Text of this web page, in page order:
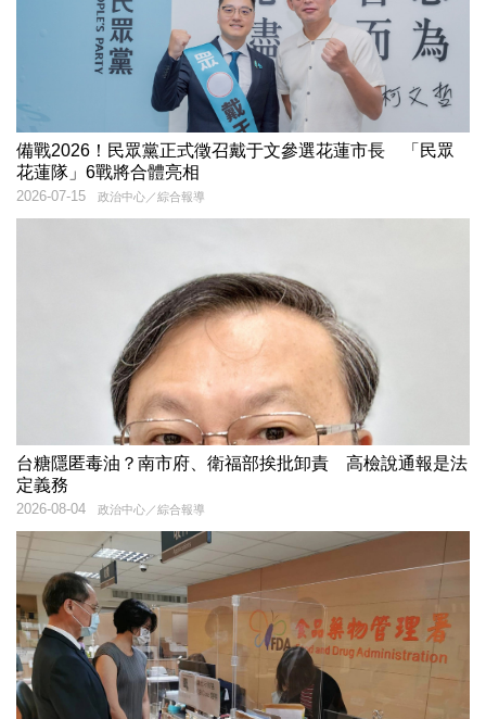
備戰2026！民眾黨正式徵召戴于文參選花蓮市長 「民眾
花蓮隊」6戰將合體亮相
政治中心／綜合報導
2026-07-15
台糖隱匿毒油？南市府、衛福部挨批卸責 高檢說通報是法
定義務
政治中心／綜合報導
2026-08-04